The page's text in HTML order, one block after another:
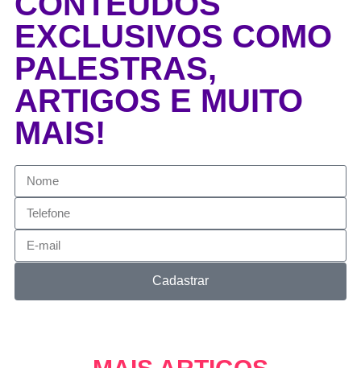
EXCLUSIVOS COMO
PALESTRAS,
ARTIGOS E MUITO
MAIS!
Cadastrar